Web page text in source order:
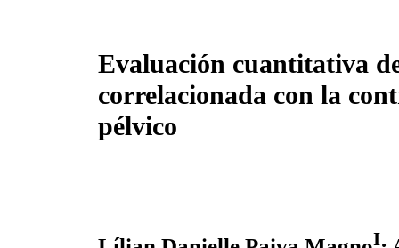
Evaluación cuantitativa
correlacionada con la
pélvico
I